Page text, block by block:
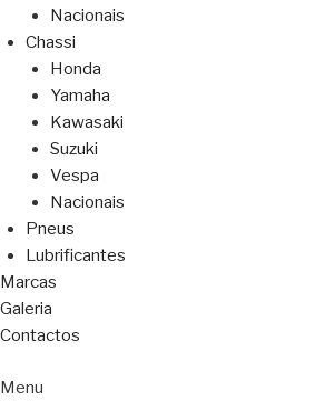
Nacionais
Chassi
Honda
Yamaha
Kawasaki
Suzuki
Vespa
Nacionais
Pneus
Lubrificantes
Marcas
Galeria
Contactos
Menu